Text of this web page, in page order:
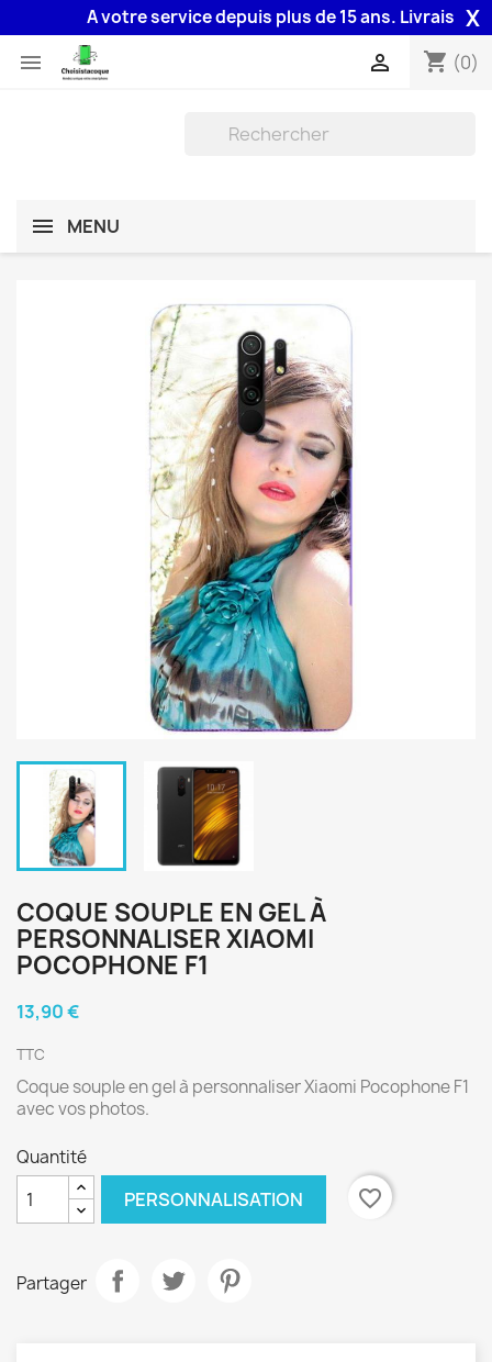
A votre service depuis plus de 15 ans. Livraison X
 shopping_cart (0)

MENU
COQUE SOUPLE EN GEL À
PERSONNALISER XIAOMI
POCOPHONE F1
13,90 €
TTC
Coque souple en gel à personnaliser Xiaomi Pocophone F1
avec vos photos.
Quantité
PERSONNALISATION favorite_border
Partager